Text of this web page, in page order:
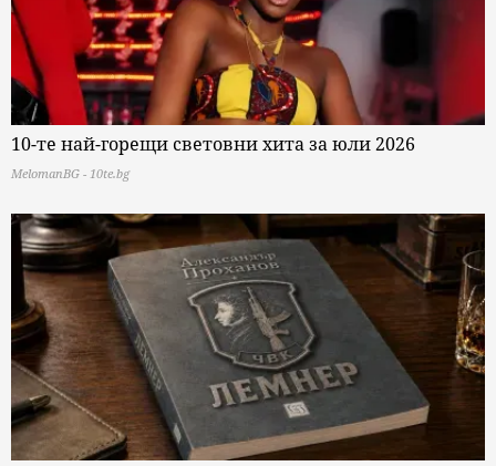
10-те най-горещи световни хита за юли 2026
MelomanBG - 10te.bg